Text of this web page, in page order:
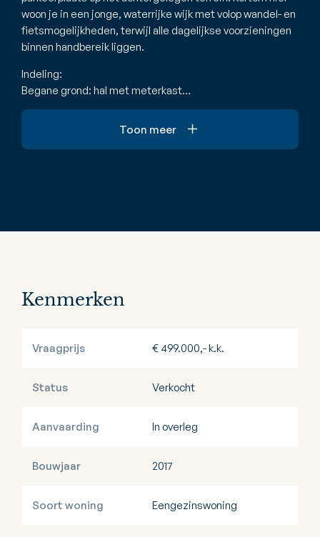
woon je in een jonge, waterrijke wijk met volop wandel- en
fietsmogelijkheden, terwijl alle dagelijkse voorzieningen
binnen handbereik liggen.
Indeling:
Begane grond: hal met meterkast…
Toon meer
Kenmerken
Vraagprijs € 499.000,- k.k.
Status Verkocht
Aanvaarding In overleg
Bouwjaar 2017
Soort woning Eengezinswoning